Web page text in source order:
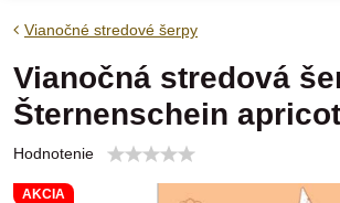
AKCIA
Vianočné stredové šerpy
Vianočná stredová
Šternenschein apricot
Hodnotenie